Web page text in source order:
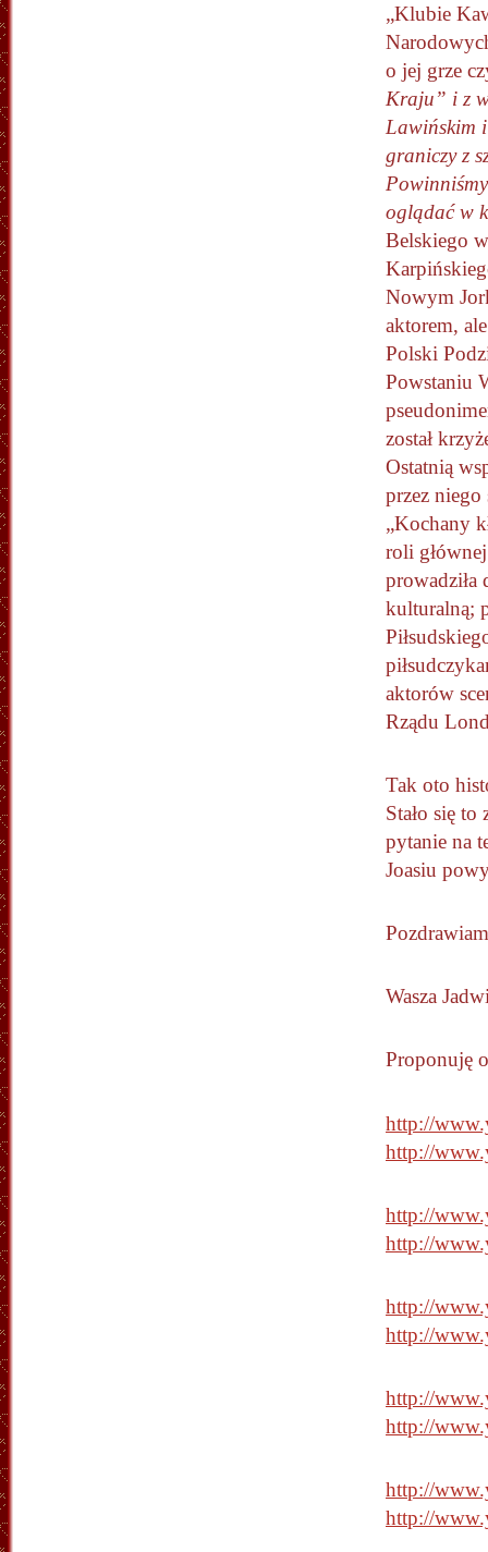
„Klubie
o jej grze
Kraju” i z
Lawińskim
graniczy z
oglądać w
Belskiego
Nowym
aktorem,
Polski
Powstaniu
został
Ostatnią
przez
„Kochany
roli
prowadziła
kulturalną;
aktorów
Rządu
Tak oto
Stało się
pytanie na
Joasiu
Pozdrawiam
Wasza
Proponuję
http://
http://
http://
http://
http://
http://
http://
http://
http://
http://